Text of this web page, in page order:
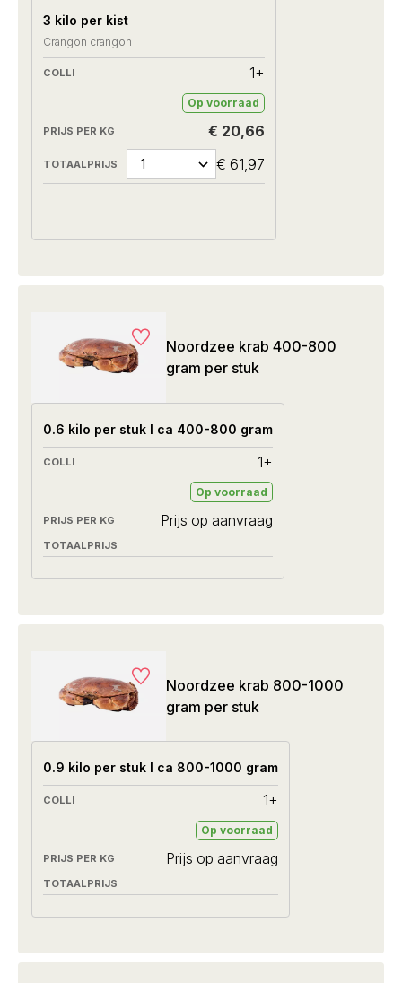
3 kilo per kist
Crangon crangon
1+
Op voorraad
€ 20,66
€ 61,97
Noordzee krab 400-800
gram per stuk
0.6 kilo per stuk I ca 400-800 gram
1+
Op voorraad
Prijs op aanvraag
Noordzee krab 800-1000
gram per stuk
0.9 kilo per stuk I ca 800-1000 gram
1+
Op voorraad
Prijs op aanvraag